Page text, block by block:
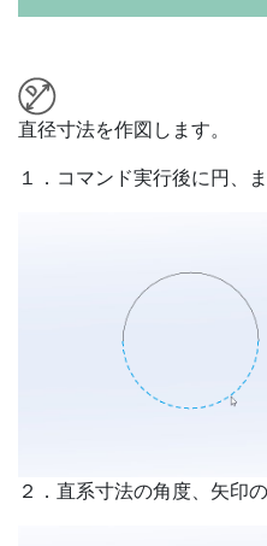
直径寸法を作図します。
１．コマンド実行後に円、
２．直系寸法の角度、矢印